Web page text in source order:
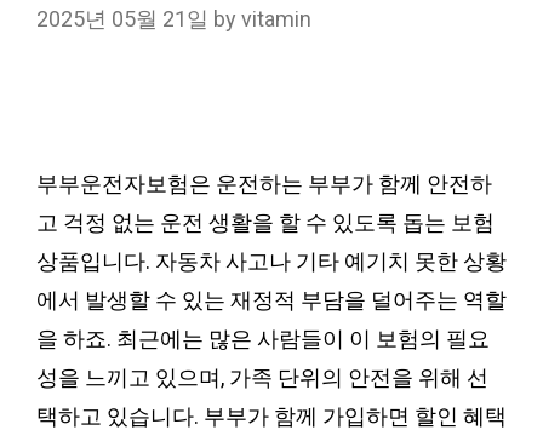
2025년 05월 21일 by vitamin
부부운전자보험은 운전하는 부부가 함께 안전하
고 걱정 없는 운전 생활을 할 수 있도록 돕는 보험
상품입니다. 자동차 사고나 기타 예기치 못한 상황
에서 발생할 수 있는 재정적 부담을 덜어주는 역할
을 하죠. 최근에는 많은 사람들이 이 보험의 필요
성을 느끼고 있으며, 가족 단위의 안전을 위해 선
택하고 있습니다. 부부가 함께 가입하면 할인 혜택